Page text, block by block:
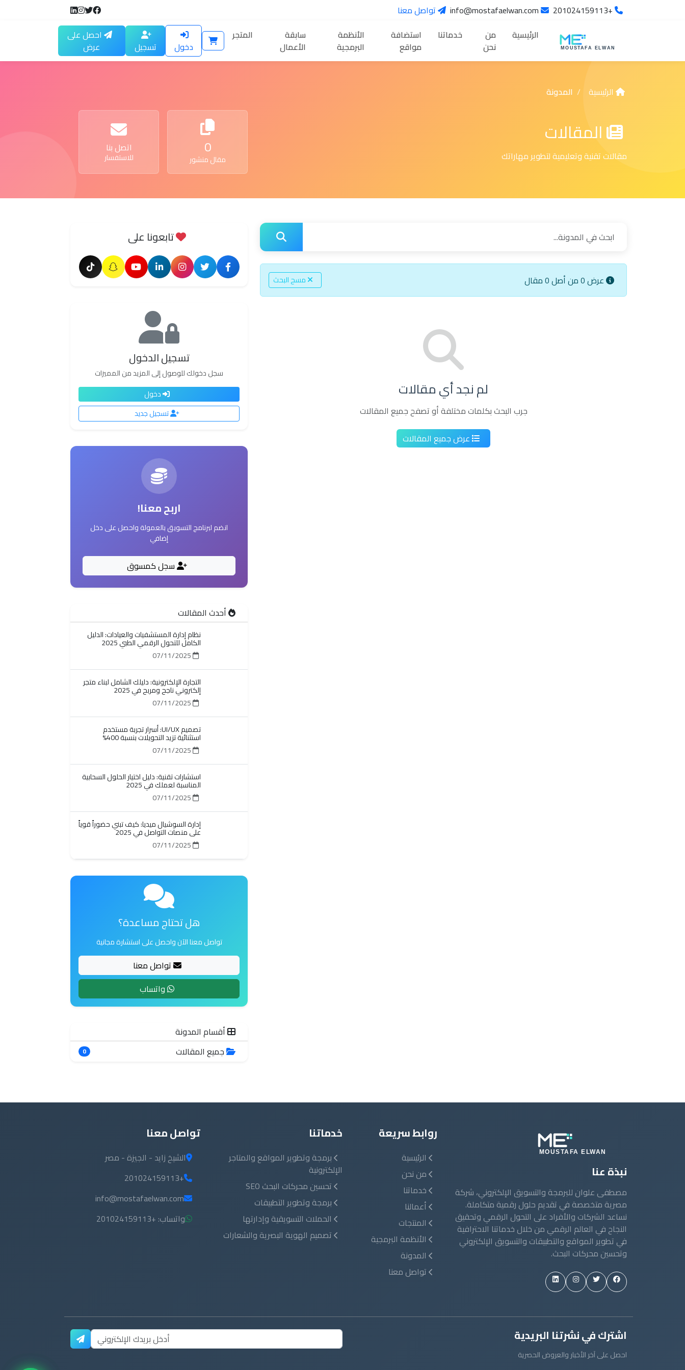
+201024159113
تواصل معنا
الرئيسية
من
نحن
خدماتنا
استضافة
مواقع
الأنظمة
البرمجية
سابقة
الأعمال
المتجر
دخول
تسجيل
احصل على
عرض
الرئيسية المدونة
المقالات
مقالات تقنية وتعليمية لتطوير مهاراتك 0
مقال منشور
اتصل بنا
للاستفسار
لم نجد أي مقالات
جرب البحث بكلمات مختلفة أو تصفح جميع المقالات
عرض جميع المقالات
تابعونا على
تسجيل الدخول
سجل دخولك للوصول إلى المزيد من المميزات
دخول
تسجيل جديد
اربح معنا!
انضم لبرنامج التسويق بالعمولة واحصل على دخل
إضافي
سجل كمسوق
أحدث المقالات
نظام إدارة المستشفيات والعيادات: الدليل
الكامل للتحول الرقمي الطبي 2025
التجارة الإلكترونية: دليلك الشامل لبناء متجر
إلكتروني ناجح ومربح في 2025
تصميم UI/UX: أسرار تجربة مستخدم
استثنائية تزيد التحويلات بنسبة 400%
استشارات تقنية: دليل اختيار الحلول السحابية
المناسبة لعملك في 2025
إدارة السوشيال ميديا: كيف تبني حضوراً قوياً
على منصات التواصل في 2025
هل تحتاج مساعدة؟
تواصل معنا الآن واحصل على استشارة مجانية
تواصل معنا
واتساب
أقسام المدونة
جميع المقالات
0
نبذة عنا
مصطفى علوان للبرمجة والتسويق الإلكتروني، شركة
مصرية متخصصة في تقديم حلول رقمية متكاملة.
نساعد الشركات والأفراد على التحول الرقمي وتحقيق
النجاح في العالم الرقمي من خلال خدماتنا الاحترافية
في تطوير المواقع والتطبيقات والتسويق الإلكتروني
وتحسين محركات البحث.
روابط سريعة
الرئيسية
من نحن
خدماتنا
أعمالنا
المنتجات
الأنظمة البرمجية
المدونة
تواصل معنا
خدماتنا
برمجة وتطوير المواقع والمتاجر
الإلكترونية
تحسين محركات البحث SEO
برمجة وتطوير التطبيقات
الحملات التسويقية وإدارتها
تصميم الهوية البصرية والشعارات
تواصل معنا
الشيخ زايد - الجيزة - مصر
+201024159113
info@mostafaelwan.com
واتساب: +201024159113
اشترك في نشرتنا البريدية
احصل على آخر الأخبار والعروض الحصرية